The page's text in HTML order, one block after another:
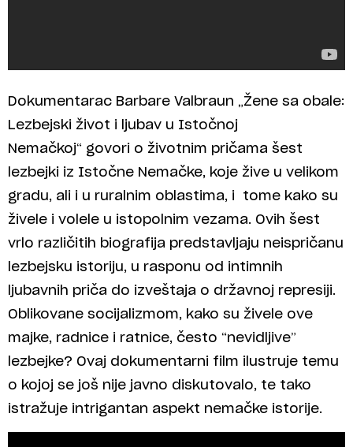
Dokumentarac Barbare Valbraun „Žene sa obale:
Lezbejski život i ljubav u Istočnoj
Nemačkoj“ govori o životnim pričama šest
lezbejki iz Istočne Nemačke, koje žive u velikom
gradu, ali i u ruralnim oblastima, i tome kako su
živele i volele u istopolnim vezama. Ovih šest
vrlo različitih biografija predstavljaju neispričanu
lezbejsku istoriju, u rasponu od intimnih
ljubavnih priča do izveštaja o državnoj represiji.
Oblikovane socijalizmom, kako su živele ove
majke, radnice i ratnice, često “nevidljive”
lezbejke? Ovaj dokumentarni film ilustruje temu
o kojoj se još nije javno diskutovalo, te tako
istražuje intrigantan aspekt nemačke istorije.